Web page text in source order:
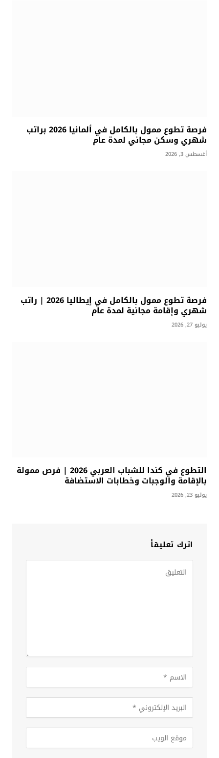
فرصة تطوع ممول بالكامل في ألمانيا 2026 براتب
شهري وسكن مجاني لمدة عام
أغسطس 3, 2026
فرصة تطوع ممول بالكامل في إيطاليا 2026 | راتب
شهري وإقامة مجانية لمدة عام
يوليو 27, 2026
التطوع في كندا للشباب العربي 2026 | فرص ممولة
بالإقامة والوجبات وخطابات الاستضافة
يوليو 23, 2026
اترك تعليقاً